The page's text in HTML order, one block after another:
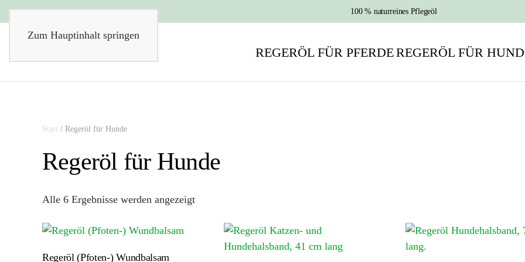
Zum Hauptinhalt springen
100 % naturreines Pflegeöl
REGERÖL FÜR PFERDEREGERÖL FÜR
Start / Regeröl für Hunde
Regeröl für Hunde
Alle 6 Ergebnisse werden angezeigtNach
sortiert
Regeröl (Pfoten-) Wundbalsam